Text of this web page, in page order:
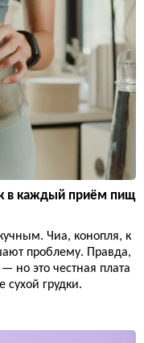
в каждый приём пищ
Чиа, конопля, к
проблему. Правда,
но это честная плата
сухой грудки.